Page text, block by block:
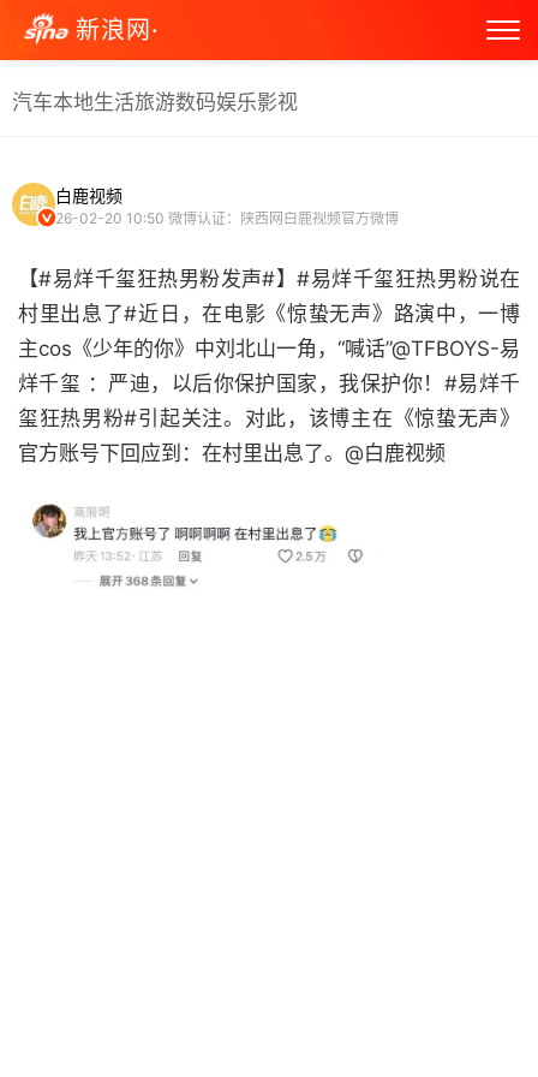
新浪网·
汽车本地生活旅游数码娱乐影视
白鹿视频
26-02-20 10:50 微博认证：陕西网白鹿视频官方微博
【#易烊千玺狂热男粉发声#】#易烊千玺狂热男粉说在
村里出息了#近日，在电影《惊蛰无声》路演中，一博
主cos《少年的你》中刘北山一角，“喊话”@TFBOYS-易
烊千玺 ：严迪，以后你保护国家，我保护你！#易烊千
玺狂热男粉#引起关注。对此，该博主在《惊蛰无声》
官方账号下回应到：在村里出息了。@白鹿视频 ​​​​